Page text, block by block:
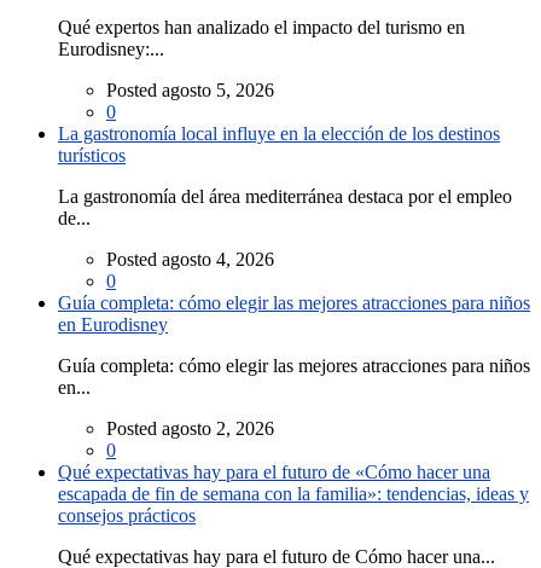
Qué expertos han analizado el impacto del turismo en
Eurodisney:...
Posted agosto 5, 2026
0
La gastronomía local influye en la elección de los destinos
turísticos
La gastronomía del área mediterránea destaca por el empleo
de...
Posted agosto 4, 2026
0
Guía completa: cómo elegir las mejores atracciones para niños
en Eurodisney
Guía completa: cómo elegir las mejores atracciones para niños
en...
Posted agosto 2, 2026
0
Qué expectativas hay para el futuro de «Cómo hacer una
escapada de fin de semana con la familia»: tendencias, ideas y
consejos prácticos
Qué expectativas hay para el futuro de Cómo hacer una...